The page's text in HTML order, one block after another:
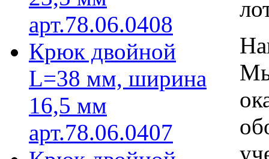
арт.78.06.0408
Крюк двойной
L=38 мм, ширина
16,5 мм
арт.78.06.0407